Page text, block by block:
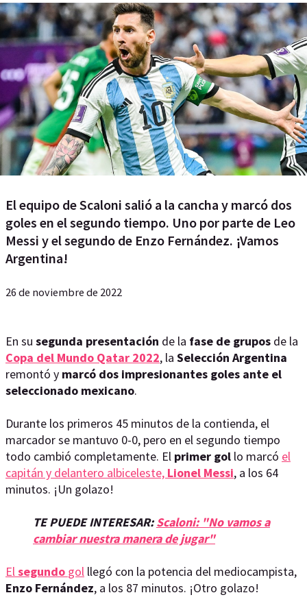
El equipo de Scaloni salió a la cancha y marcó dos
goles en el segundo tiempo. Uno por parte de Leo
Messi y el segundo de Enzo Fernández. ¡Vamos
Argentina!
26 de noviembre de 2022
En su segunda presentación de la fase de grupos de la
Copa del Mundo Qatar 2022, la Selección Argentina
remontó y marcó dos impresionantes goles ante el
seleccionado mexicano.
Durante los primeros 45 minutos de la contienda, el
marcador se mantuvo 0-0, pero en el segundo tiempo
todo cambió completamente. El primer gol lo marcó el
capitán y delantero albiceleste, Lionel Messi, a los 64
minutos. ¡Un golazo!
TE PUEDE INTERESAR:Scaloni: "No vamos a
cambiar nuestra manera de jugar"
Elsegundo gol llegó con la potencia del mediocampista,
Enzo Fernández, a los 87 minutos. ¡Otro golazo!